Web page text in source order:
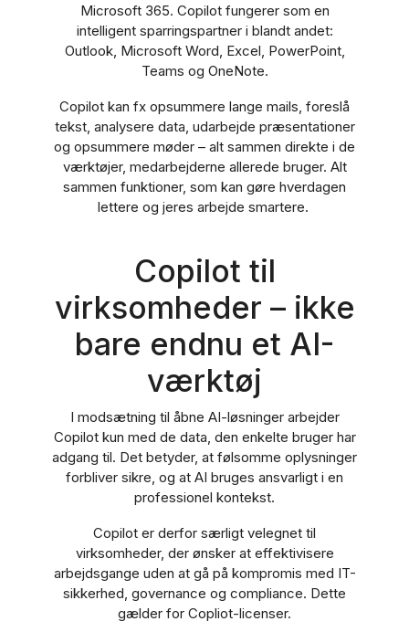
Microsoft 365. Copilot fungerer som en
intelligent sparringspartner i blandt andet:
Outlook, Microsoft Word, Excel, PowerPoint,
Teams og OneNote.
Copilot kan fx opsummere lange mails, foreslå
tekst, analysere data, udarbejde præsentationer
og opsummere møder – alt sammen direkte i de
værktøjer, medarbejderne allerede bruger. Alt
sammen funktioner, som kan gøre hverdagen
lettere og jeres arbejde smartere.
Copilot til
virksomheder – ikke
bare endnu et AI-
værktøj
I modsætning til åbne AI-løsninger arbejder
Copilot kun med de data, den enkelte bruger har
adgang til. Det betyder, at følsomme oplysninger
forbliver sikre, og at AI bruges ansvarligt i en
professionel kontekst.
Copilot er derfor særligt velegnet til
virksomheder, der ønsker at effektivisere
arbejdsgange uden at gå på kompromis med IT-
sikkerhed, governance og compliance. Dette
gælder for Copliot-licenser.